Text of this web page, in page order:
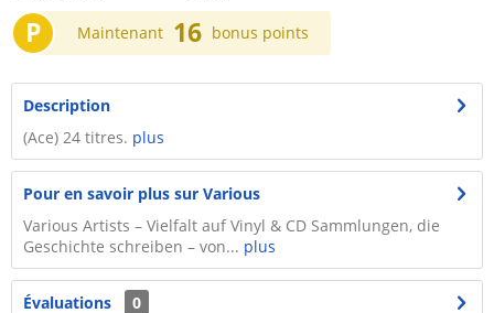
P Maintenant 16 bonus points
Description
(Ace) 24 titres. plus
Pour en savoir plus sur Various
Various Artists – Vielfalt auf Vinyl & CD Sammlungen, die
Geschichte schreiben – von... plus
Évaluations
0